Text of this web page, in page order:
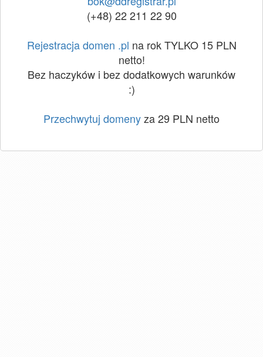
(+48) 22 211 22 90
Rejestracja domen .pl na rok TYLKO 15 PLN
netto!
Bez haczyków i bez dodatkowych warunków
:)
Przechwytuj domenyza 29 PLN netto